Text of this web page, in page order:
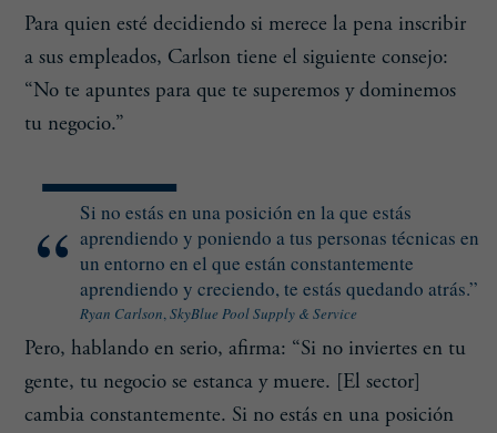
Para quien esté decidiendo si merece la pena inscribir
a sus empleados, Carlson tiene el siguiente consejo:
“No te apuntes para que te superemos y dominemos
tu negocio.”
Si no estás en una posición en la que estás
aprendiendo y poniendo a tus personas técnicas en
un entorno en el que están constantemente
aprendiendo y creciendo, te estás quedando atrás.”
Ryan Carlson,SkyBlue Pool Supply & Service
Pero, hablando en serio, afirma: “Si no inviertes en tu
gente, tu negocio se estanca y muere. [El sector]
cambia constantemente. Si no estás en una posición